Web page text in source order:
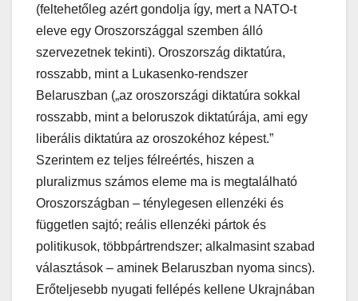
(feltehetőleg azért gondolja így, mert a NATO-t
eleve egy Oroszországgal szemben álló
szervezetnek tekinti). Oroszország diktatúra,
rosszabb, mint a Lukasenko-rendszer
Belaruszban („az oroszországi diktatúra sokkal
rosszabb, mint a beloruszok diktatúrája, ami egy
liberális diktatúra az oroszokéhoz képest.”
Szerintem ez teljes félreértés, hiszen a
pluralizmus számos eleme ma is megtalálható
Oroszországban – ténylegesen ellenzéki és
független sajtó; reális ellenzéki pártok és
politikusok, többpártrendszer; alkalmasint szabad
választások – aminek Belaruszban nyoma sincs).
Erőteljesebb nyugati fellépés kellene Ukrajnában